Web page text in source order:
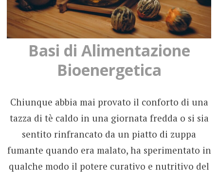
Basi di Alimentazione
Bioenergetica
Chiunque abbia mai provato il conforto di una
tazza di tè caldo in una giornata fredda o si sia
sentito rinfrancato da un piatto di zuppa
fumante quando era malato, ha sperimentato in
qualche modo il potere curativo e nutritivo del